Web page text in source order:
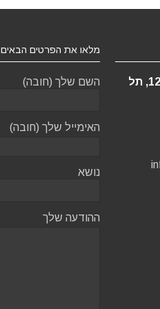
אולם תצוגה: רחוב ריב"ל 12, תל
מלאו את הפרטים הבאים
השם שלך (חובה)
האימייל שלך (חובה)
נושא
ההודעה שלך